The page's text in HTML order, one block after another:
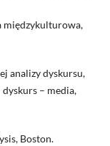
międzykulturowa,
analizy dyskursu,
dyskurs – media,
Boston.